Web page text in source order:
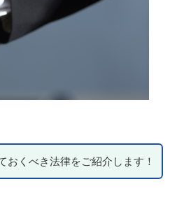
おくべき法律をご紹介します！